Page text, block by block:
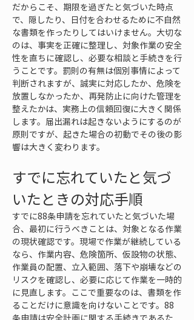
だからこそ、期限を過ぎたと気づいた時点
で、隠したり、日付を合わせるために不自然
な書類を作ったりしてはいけません。大切な
のは、事実を正確に整理し、対象作業の安全
性を直ちに確認し、必要な相談と手続きを行
うことです。罰則の有無は個別事情によって
判断されますが、誠実に対応したか、危険を
放置しなかったか、再発防止に向けた管理を
整えたかは、実務上の信頼回復に大きく関係
します。届出漏れは起きないようにするのが
原則ですが、起きた場合の初動でその後の影
響は大きく変わります。
すでに忘れていたと気づ
いたときの対応手順
すでに88条申請を忘れていたと気づいた場
合、最初に行うべきことは、対象となる作業
の現状確認です。現場で作業が継続している
なら、作業内容、危険箇所、仮設物の状態、
作業員の配置、立入範囲、落下や崩壊などの
リスクを確認し、必要に応じて作業を一時的
に見直します。ここで重要なのは、書類を作
ることだけに意識を向けないことです。88
条申請は安全計画に関する手続きであるた